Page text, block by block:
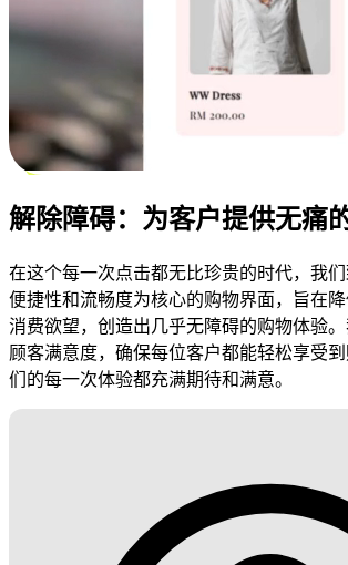
解除障碍：为客户提供无痛
在这个每一次点击都无比珍贵的时代，我
便捷性和流畅度为核心的购物界面，旨在
消费欲望，创造出几乎无障碍的购物体验
顾客满意度，确保每位客户都能轻松享受
们的每一次体验都充满期待和满意。